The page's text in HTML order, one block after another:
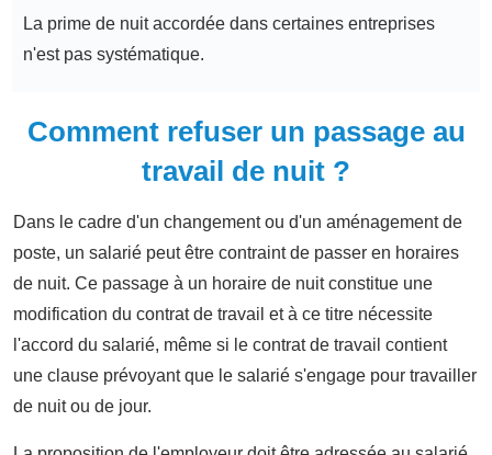
La prime de nuit accordée dans certaines entreprises
n'est pas systématique.
Comment refuser un passage au
travail de nuit ?
Dans le cadre d'un changement ou d'un aménagement de
poste, un salarié peut être contraint de passer en horaires
de nuit. Ce passage à un horaire de nuit constitue une
modification du contrat de travail et à ce titre nécessite
l'accord du salarié, même si le contrat de travail contient
une clause prévoyant que le salarié s'engage pour travailler
de nuit ou de jour.